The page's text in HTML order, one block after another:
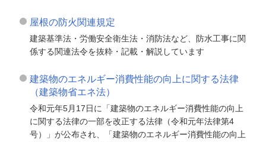
屋根の防火関連規定
建築基準法・労働安全衛生法・消防法など、防水工事に関
係する関連法令を抜粋・記載・解説しています
建築物のエネルギー消費性能の向上に関する法律
（建築物省エネ法）
令和元年5月17日に「建築物のエネルギー消費性能の向上
に関する法律の一部を改正する法律（令和元年法律第4
号）」が公布され、「建築物のエネルギー消費性能の向上